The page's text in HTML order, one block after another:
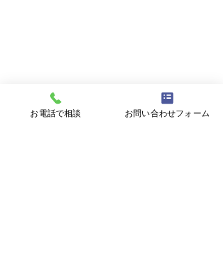
お電話で相談 お問い合わせフォーム